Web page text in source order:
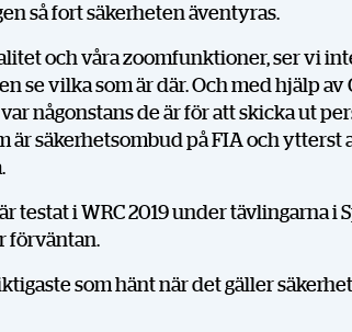
så fort säkerheten äventyras.
och våra zoomfunktioner, ser vi
se vilka som är där. Och med hjälp av
någonstans de är för att skicka ut
är säkerhetsombud på FIA och ytterst
testat i WRC 2019 under tävlingarna i
förväntan.
som hänt när det gäller